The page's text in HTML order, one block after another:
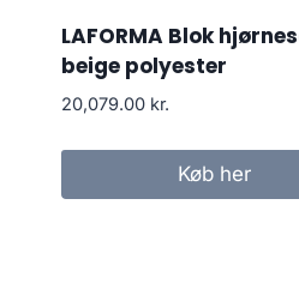
LAFORMA Blok
beige polyester
20,079.00 kr.
Køb her